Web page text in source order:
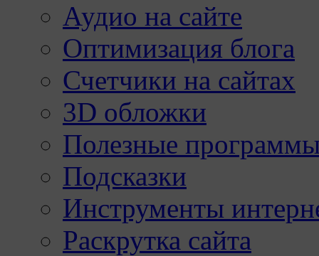
Аудио на сайте
Оптимизация блога
Счетчики на сайтах
3D обложки
Полезные
Подсказки
Инструменты
Раскрутка сайта